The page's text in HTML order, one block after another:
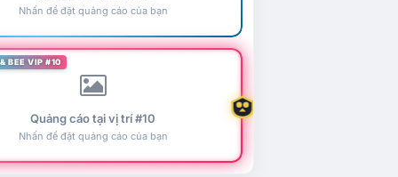
Nhấn để đặt quảng cáo của bạn
BEE VIP #10
Quảng cáo tại vị trí #10
Nhấn để đặt quảng cáo của bạn